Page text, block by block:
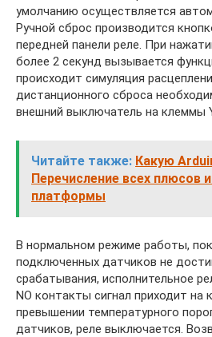
умолчанию осуществляется
Ручной сброс производится
передней панели реле. При
более 2 секунд вызывается
происходит симуляция
дистанционного сброса
внешний выключатель на клеммы
Читайте также: Какую
Перечисление всех плюсов
платформы
В нормальном режиме работы,
подключенных датчиков не
срабатывания, исполнительное
NO контакты сигнал приходит на
превышении температурного
датчиков, реле выключается.